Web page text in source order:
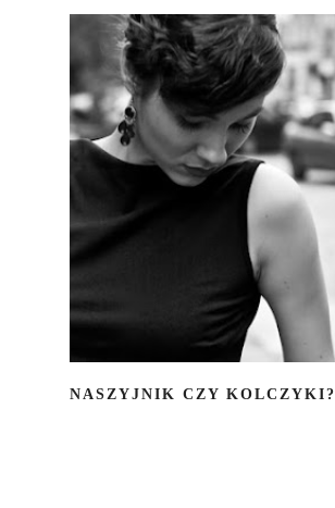
NASZYJNIK CZY KOLCZYKI?